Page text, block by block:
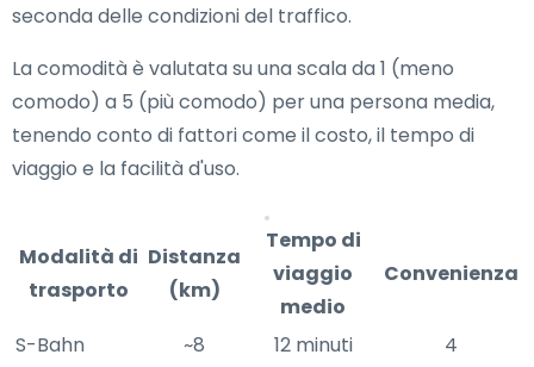
seconda delle condizioni del traffico.
La comodità è valutata su una scala da 1 (meno
comodo) a 5 (più comodo) per una persona media,
tenendo conto di fattori come il costo, il tempo di
viaggio e la facilità d'uso.
Modalità di
trasporto
Distanza
(km)
Tempo di
viaggio
medio
Convenienza
S-Bahn ~8 12 minuti
4